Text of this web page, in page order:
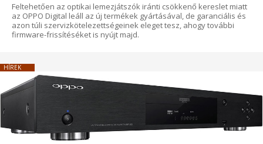
Feltehetően az optikai lemezjátszók iránti csökkenő kereslet miatt
az OPPO Digital leáll az új termékek gyártásával, de garanciális és
azon túli szervizkötelezettségeinek eleget tesz, ahogy további
firmware-frissítéséket is nyújt majd.
HÍREK